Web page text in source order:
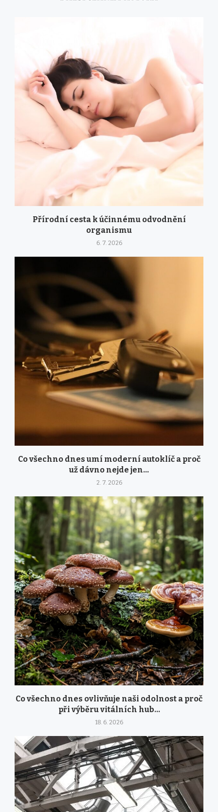
Přírodní cesta k účinnému odvodnění
organismu
6. 7. 2026
Co všechno dnes umí moderní autoklíč a proč
už dávno nejde jen...
2. 7. 2026
Co všechno dnes ovlivňuje naši odolnost a proč
při výběru vitálních hub...
18. 6. 2026